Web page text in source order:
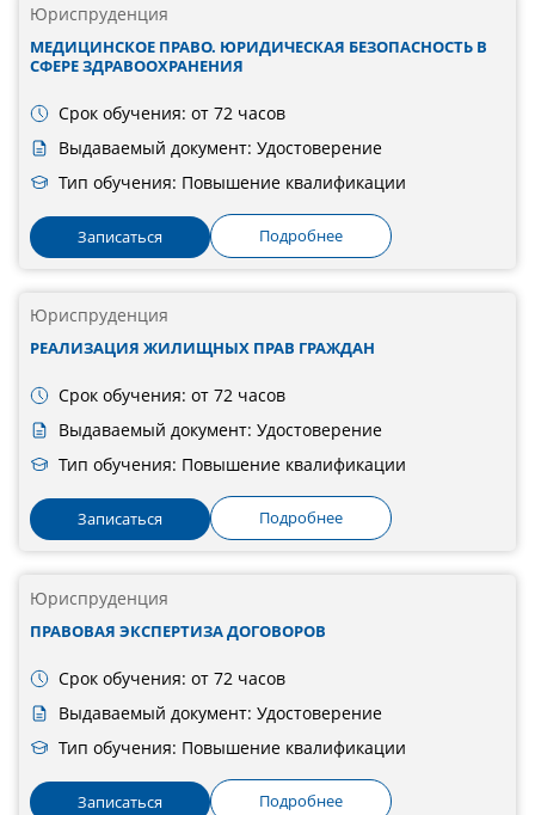
Юриспруденция
МЕДИЦИНСКОЕ ПРАВО. ЮРИДИЧЕСКАЯ БЕЗОПАСНОСТЬ В
СФЕРЕ ЗДРАВООХРАНЕНИЯ
Срок обучения: от 72 часов
Выдаваемый документ: Удостоверение
Тип обучения: Повышение квалификации
Записаться Подробнее
Юриспруденция
РЕАЛИЗАЦИЯ ЖИЛИЩНЫХ ПРАВ ГРАЖДАН
Срок обучения: от 72 часов
Выдаваемый документ: Удостоверение
Тип обучения: Повышение квалификации
Записаться Подробнее
Юриспруденция
ПРАВОВАЯ ЭКСПЕРТИЗА ДОГОВОРОВ
Срок обучения: от 72 часов
Выдаваемый документ: Удостоверение
Тип обучения: Повышение квалификации
Записаться Подробнее